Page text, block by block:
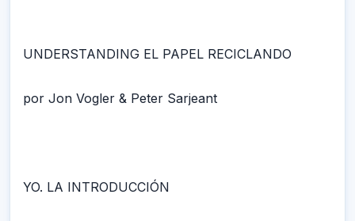
UNDERSTANDING EL PAPEL RECICLANDO
por Jon Vogler & Peter Sarjeant
YO. LA INTRODUCCIÓN